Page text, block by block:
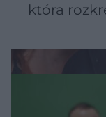
która